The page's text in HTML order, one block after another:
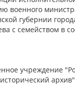
военного
губернии
с семейством в
учреждение